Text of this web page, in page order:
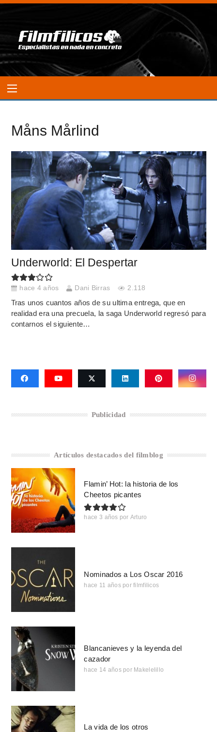
Måns Mårlind
Underworld: El Despertar
hace 4 años Dani Birras 2.118
Tras unos cuantos años de su ultima entrega, que en
realidad era una precuela, la saga Underworld regresó para
contarnos el siguiente…
Publicidad
Artículos destacados del filmblog
Flamin’ Hot: la historia de los
Cheetos picantes
hace 3 años por Arturo
Nominados a Los Oscar 2016
hace 11 años por filmfilicos
Blancanieves y la leyenda del
cazador
hace 14 años por Makelelillo
La vida de los otros